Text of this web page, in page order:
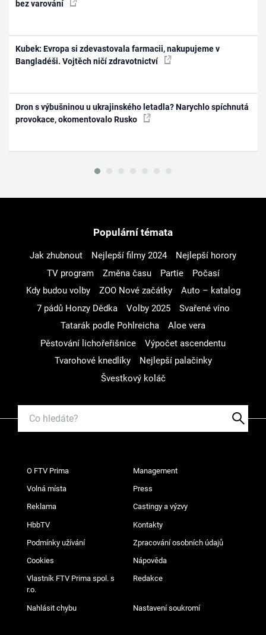
bez varování
Kubek: Evropa si zdevastovala farmacii, nakupujeme v
Bangladéši. Vojtěch ničí zdravotnictví
Dron s výbušninou u ukrajinského letadla? Narychlo spíchnutá
provokace, okomentovalo Rusko
Populární témata
Jak zhubnout Nejlepší filmy 2024
Nejlepší horory
TV program
Změna času Partie
Počasí
Kdy budou volby
ZOO Nové začátky
Auto – katalog
7 pádů Honzy Dědka
Volby 2025
Svařené víno
Tatarák podle Pohlreicha
Aloe vera
Pěstování lichořeřišnice
Výpočet ascendentu
Tvarohové knedlíky
Nejlepší palačinky
Švestkový koláč
O FTV Prima Management
Volná místa Press
Reklama Castingy a výzvy
HbbTV Kontakty
Podmínky užívání Zpracování osobních údajů
Cookies Nápověda
Vlastník FTV Prima spol. s
r.o.
Redakce
Nahlásit chybu Nastavení soukromí